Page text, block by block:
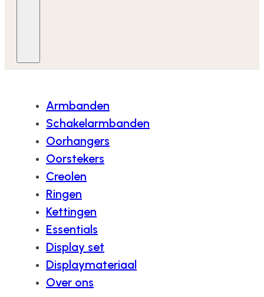
Armbanden
Schakelarmbanden
Oorhangers
Oorstekers
Creolen
Ringen
Kettingen
Essentials
Display set
Displaymateriaal
Over ons